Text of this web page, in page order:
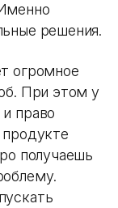
решения.
огромное
При этом у
право
получаешь